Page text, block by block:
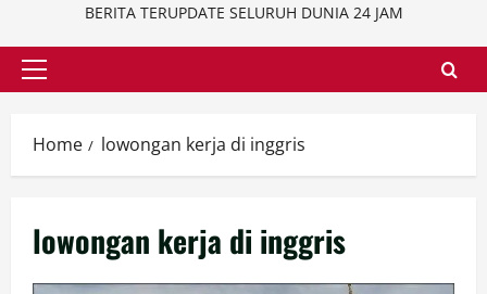
BERITA TERUPDATE SELURUH DUNIA 24 JAM
Primary
Home lowongan kerja di inggris
lowongan kerja di inggris